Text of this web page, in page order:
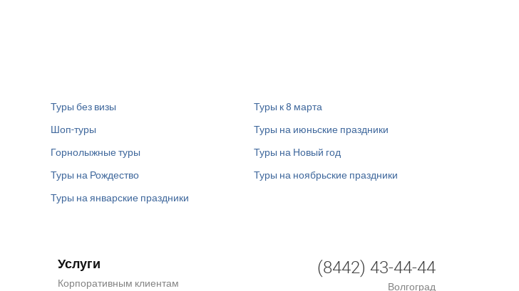
Туры без визы
Шоп-туры
Горнолыжные туры
Туры на Рождество
Туры на январские праздники
Туры к 8 марта
Туры на июньские праздники
Туры на Новый год
Туры на ноябрьские праздники
Услуги
Корпоративным клиентам
(8442) 43-44-44
Волгоград